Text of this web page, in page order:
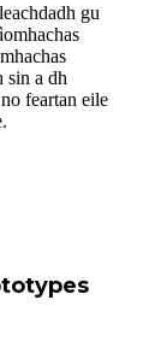
gu
sin a dh
feartan eile